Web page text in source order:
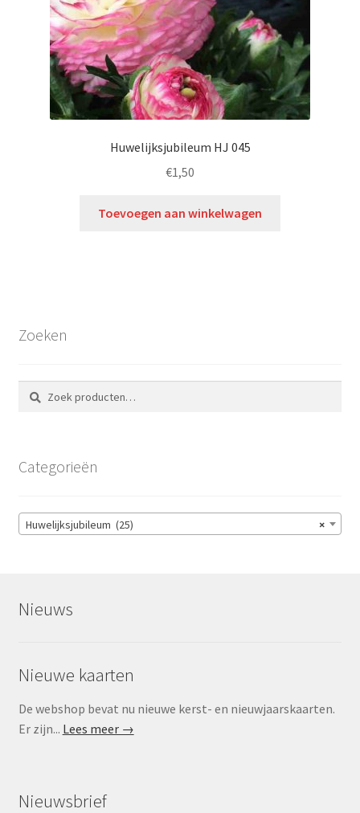
Huwelijksjubileum HJ 045
€1,50
Toevoegen aan winkelwagen
Zoeken
Zoeken
naar:
Zoeken
Categorieën
×
Huwelijksjubileum (25)
Nieuws
Nieuwe kaarten
De webshop bevat nu nieuwe kerst- en nieuwjaarskaarten.
Er zijn... Lees meer →
Nieuwsbrief